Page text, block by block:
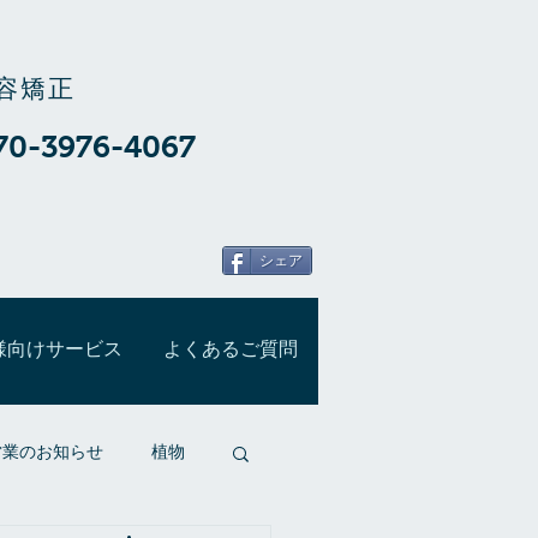
矯正
3976-4067
シェア
向けサービス よくあるご質問
のお知らせ 植物